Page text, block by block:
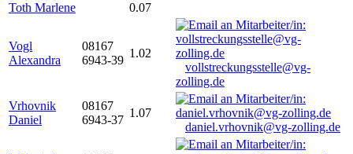
Toth Marlene
0.07
Vogl
Alexandra
08167
6943-39
1.02
vollstreckungsstelle@vg-
zolling.de
Vrhovnik
Daniel
08167
6943-37
1.07
daniel.vrhovnik@vg-zolling.de